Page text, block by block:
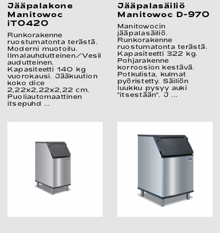
Jääpalakone
Manitowoc
iT0420
Runkorakenne
ruostumatonta terästä.
Moderni muotoilu.
Ilmalauhdutteinen/Vesil
audutteinen.
Kapasiteetti 140 kg
vuorokausi. Jääkuution
koko dice
2,22x2,22x2,22 cm.
Puoliautomaattinen
itsepuhd ...
Jääpalasäiliö
Manitowoc D-970
Manitowocin
jääpalasäiliö.
Runkorakenne
ruostumatonta terästä.
Kapasiteetti 322 kg.
Pohjarakenne
korroosion kestävä.
Potkulista, kulmat
pyöristetty. Säiliön
luukku pysyy auki
"itsestään". J ...